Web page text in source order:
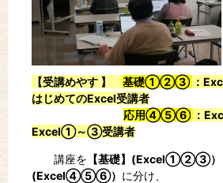
【受講めやす 】 基礎①②③ ：
はじめてのExcel受講者
応用④⑤⑥ ：
Excel①～③受講者
講座を 【基礎】(Excel①②③）
(Excel④⑤⑥） に分け、